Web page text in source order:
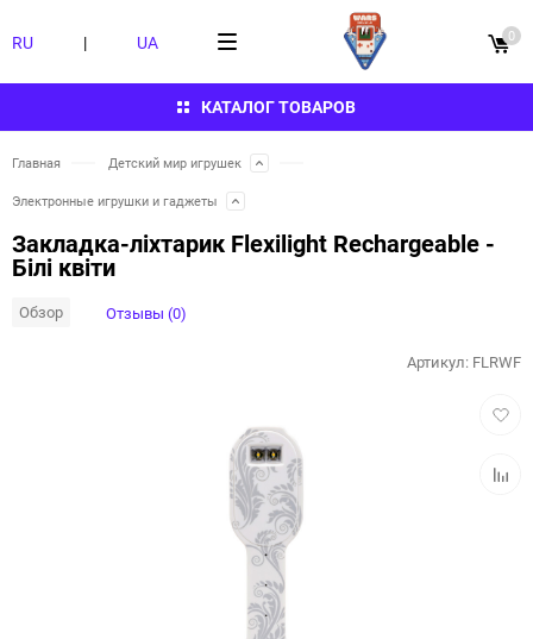
КАТАЛОГ ТОВАРОВ
RU | UA 0
Главная Детский мир игрушек
Электронные игрушки и гаджеты
Закладка-ліхтарик Flexilight Rechargeable -
Білі квіти
Обзор Отзывы (0)
Артикул: FLRWF